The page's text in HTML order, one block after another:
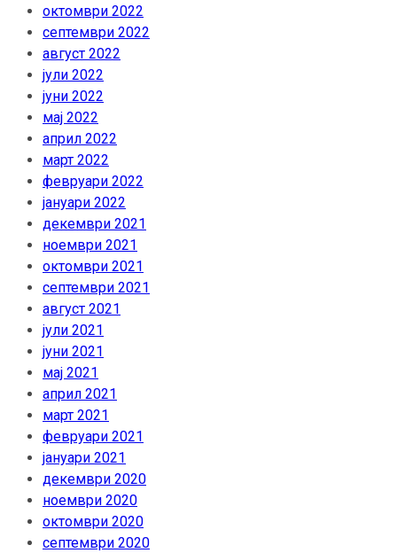
октомври 2022
септември 2022
август 2022
јули 2022
јуни 2022
мај 2022
април 2022
март 2022
февруари 2022
јануари 2022
декември 2021
ноември 2021
октомври 2021
септември 2021
август 2021
јули 2021
јуни 2021
мај 2021
април 2021
март 2021
февруари 2021
јануари 2021
декември 2020
ноември 2020
октомври 2020
септември 2020